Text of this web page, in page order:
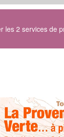
les 2 services de